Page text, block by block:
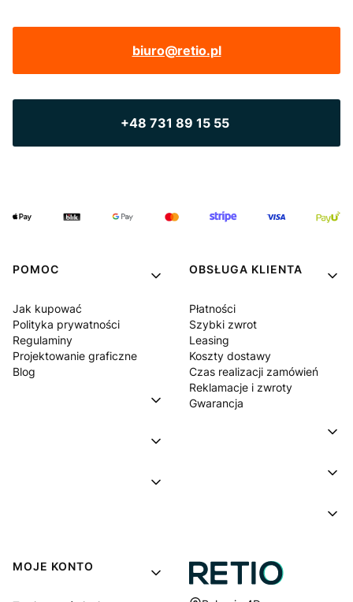
biuro@retio.pl
+48 731 89 15 55
POMOC
Jak kupować
Polityka prywatności
Regulaminy
Projektowanie graficzne
Blog
OBSŁUGA KLIENTA
Płatności
Szybki zwrot
Leasing
Koszty dostawy
Czas realizacji zamówień
Reklamacje i zwroty
Gwarancja
MOJE KONTO